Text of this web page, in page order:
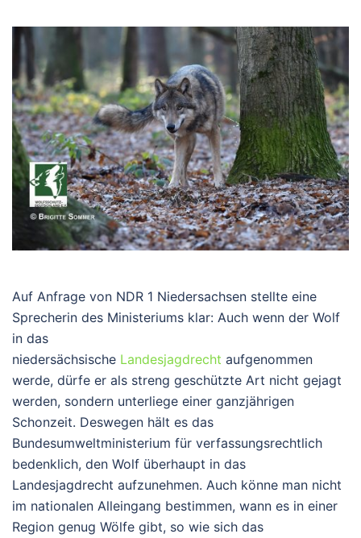
Auf Anfrage von NDR 1 Niedersachsen stellte eine
Sprecherin des Ministeriums klar: Auch wenn der Wolf
in das
niedersächsische Landesjagdrecht aufgenommen
werde, dürfe er als streng geschützte Art nicht gejagt
werden, sondern unterliege einer ganzjährigen
Schonzeit. Deswegen hält es das
Bundesumweltministerium für verfassungsrechtlich
bedenklich, den Wolf überhaupt in das
Landesjagdrecht aufzunehmen. Auch könne man nicht
im nationalen Alleingang bestimmen, wann es in einer
Region genug Wölfe gibt, so wie sich das